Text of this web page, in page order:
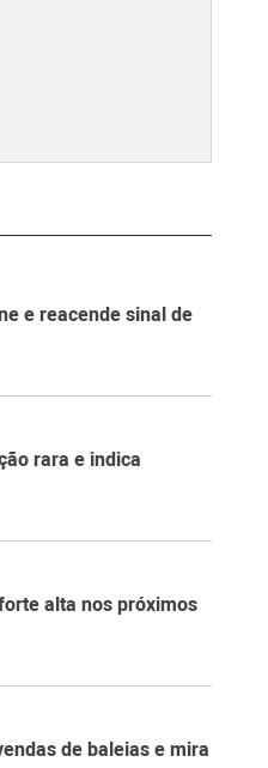
e reacende sinal de
rara e indica
alta nos próximos
de baleias e mira